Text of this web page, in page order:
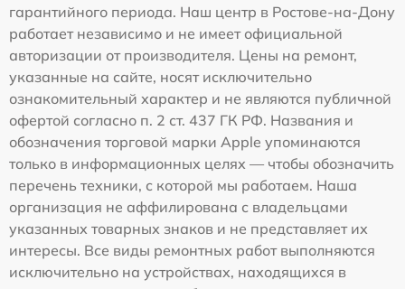
гарантийного периода. Наш центр в Ростове-на-Дону
работает независимо и не имеет официальной
авторизации от производителя. Цены на ремонт,
указанные на сайте, носят исключительно
ознакомительный характер и не являются публичной
офертой согласно п. 2 ст. 437 ГК РФ. Названия и
обозначения торговой марки Apple упоминаются
только в информационных целях — чтобы обозначить
перечень техники, с которой мы работаем. Наша
организация не аффилирована с владельцами
указанных товарных знаков и не представляет их
интересы. Все виды ремонтных работ выполняются
исключительно на устройствах, находящихся в